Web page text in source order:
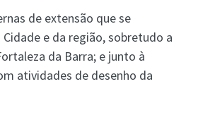
de extensão que se
e da região, sobretudo a
da Barra; e junto à
atividades de desenho da